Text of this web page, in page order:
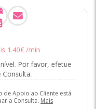
1 .40€ /min
Por favor, efetue
de Apoio ao Cliente está
a Consulta. Mais